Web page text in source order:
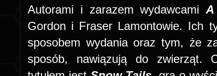
Autorami i zarazem wydawcami
Gordon i Fraser Lamontowie. Ich
sposobem wydania oraz tym, że
sposób, nawiązują do zwierząt.